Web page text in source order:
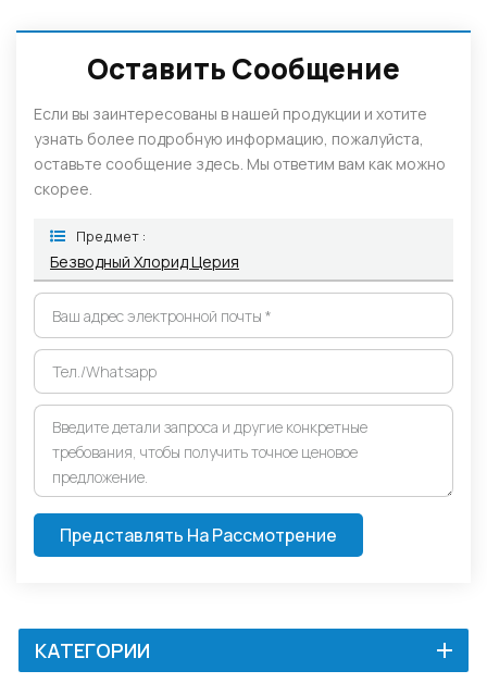
Оставить Сообщение
Если вы заинтересованы в нашей продукции и хотите
узнать более подробную информацию, пожалуйста,
оставьте сообщение здесь. Мы ответим вам как можно
скорее.
Предмет :
Безводный Хлорид Церия
Представлять На Рассмотрение
КАТЕГОРИИ